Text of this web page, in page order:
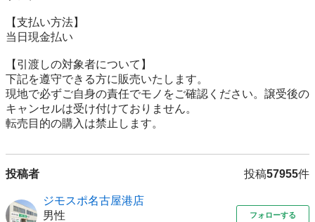
【⽀払い⽅法】
当日現金払い
【引渡しの対象者について】
下記を遵守できる⽅に販売いたします。
現地で必ずご⾃⾝の責任でモノをご確認ください。譲受後の
キャンセルは受け付けておりません。
転売⽬的の購⼊は禁⽌します。
投稿者 投稿57955件
ジモスポ名古屋港店
男性
フォローする